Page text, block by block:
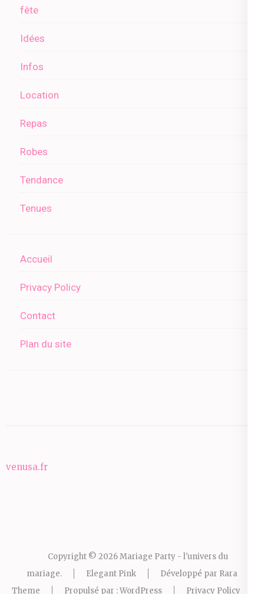
fête
Idées
Infos
Location
Repas
Robes
Tendance
Tenues
Accueil
Privacy Policy
Contact
Plan du site
venusa.fr
Copyright © 2026Mariage Party - l'univers du
mariage. Elegant Pink Développé par Rara
Theme
Propulsé par :WordPress Privacy Policy